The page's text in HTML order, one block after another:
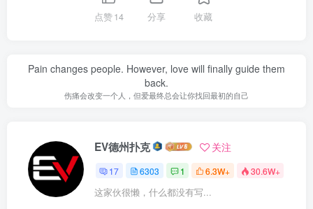
点赞14 分享 收藏
Pain changes people. However, love will finally guide them
back.
伤痛会改变一个人，但爱最终总会让你找回最初的自己
EV德州扑克 关注
17 6303 1 6.3W+ 30.6W+
这家伙很懒，什么都没有写...